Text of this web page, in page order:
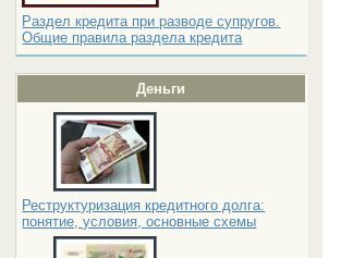
Раздел кредита при разводе супругов.
Общие правила раздела кредита
Деньги
Реструктуризация кредитного долга:
понятие, условия, основные схемы